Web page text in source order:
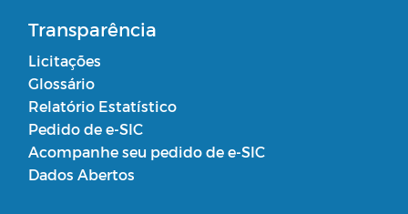
Transparência
Licitações
Glossário
Relatório Estatístico
Pedido de e-SIC
Acompanhe seu pedido de e-SIC
Dados Abertos